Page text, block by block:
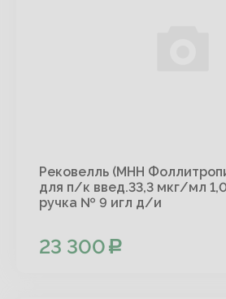
Рековелль (МНН
для п/к введ.33,3 мкг/мл
ручка № 9 игл д/и
23 300